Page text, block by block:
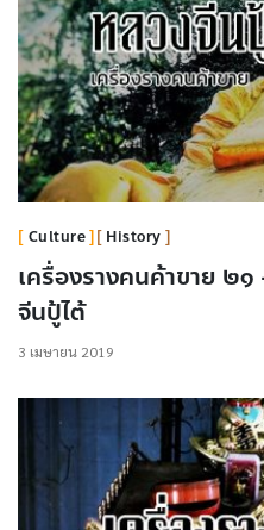
Culture History
เครื่องรางคนค้าขาย ๒
จีนปู้ไต้
3 เมษายน 2019